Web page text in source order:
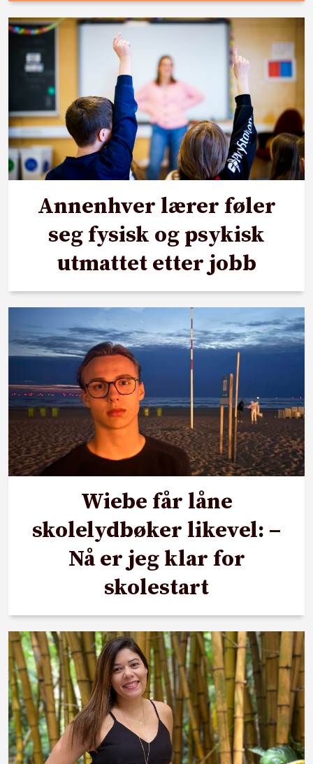
Annenhver lærer føler
seg fysisk og psykisk
utmattet etter jobb
Wiebe får låne
skolelydbøker likevel: –
Nå er jeg klar for
skolestart